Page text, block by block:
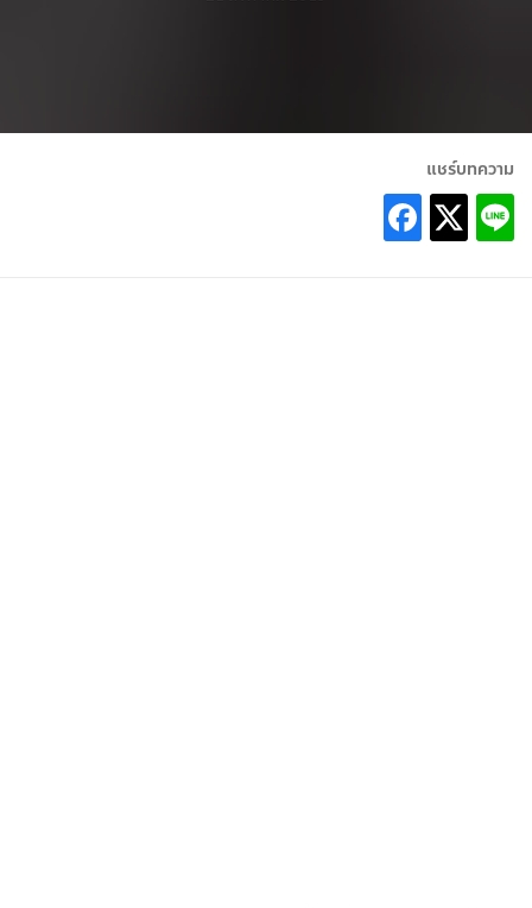
แชร์บทความ